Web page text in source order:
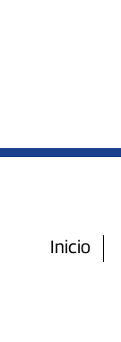
Inicio